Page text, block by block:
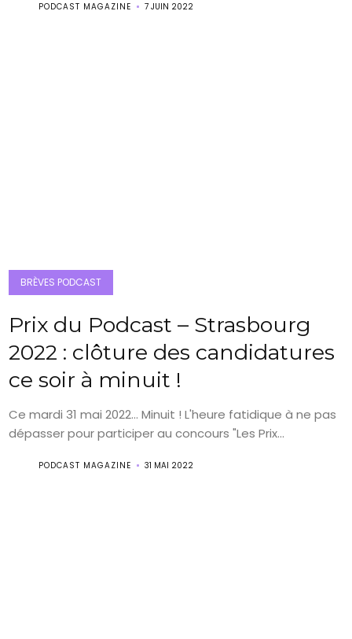
PODCAST MAGAZINE 7 JUIN 2022
BRÈVES PODCAST
Prix du Podcast – Strasbourg
2022 : clôture des candidatures
ce soir à minuit !
Ce mardi 31 mai 2022... Minuit ! L'heure fatidique à ne pas
dépasser pour participer au concours "Les Prix...
PODCAST MAGAZINE 31 MAI 2022